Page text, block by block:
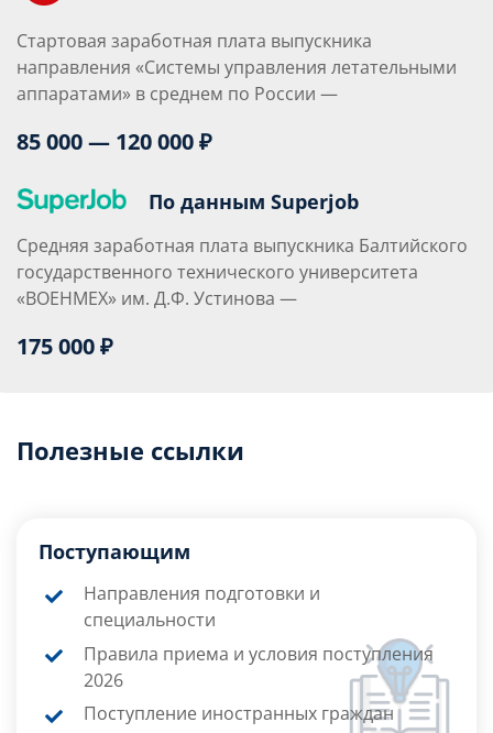
Стартовая заработная плата выпускника
направления «Системы управления летательными
аппаратами» в среднем по России —
85 000 — 120 000 ₽
По данным Superjob
Средняя заработная плата выпускника Балтийского
государственного технического университета
«ВОЕНМЕХ» им. Д.Ф. Устинова —
175 000 ₽
Полезные ссылки
Поступающим
Направления подготовки и
специальности
Правила приема и условия поступления
2026
Поступление иностранных граждан